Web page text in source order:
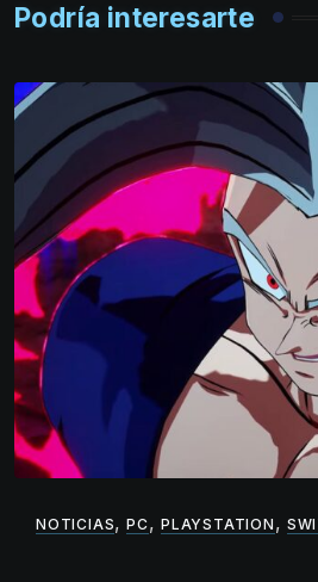
Podría interesarte
NOTICIAS,PC,PLAYSTATION ,